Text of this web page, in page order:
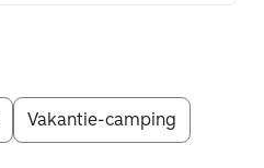
Vakantie-camping